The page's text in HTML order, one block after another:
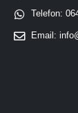
Telefon:
Email: